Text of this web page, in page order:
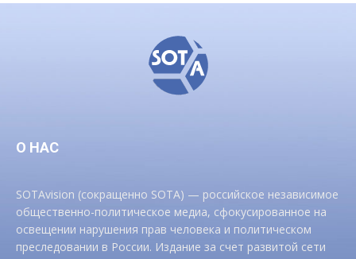
О НАС
SOTAvision (сокращенно SOTA) — российское независимое
общественно-политическое медиа, сфокусированное на
освещении нарушения прав человека и политическом
преследовании в России. Издание за счет развитой сети